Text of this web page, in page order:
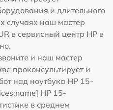
и длительного
случаях наш мастер
в сервисный центр HP в
и наш мастер
проконсультирует и
над ноутбука HP 15-
HP 15-
в среднем